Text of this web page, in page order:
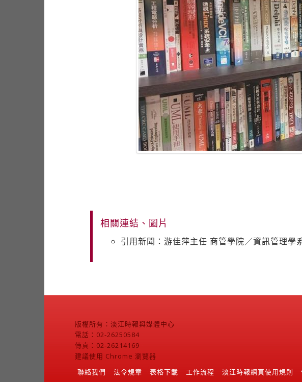
相關連結、圖片
引用新聞：游佳萍主任 商管學院／資訊管理學
版權所有：淡江時報與媒體中心
電話：02-26250584
傳真：02-26214169
建議使用 Chrome 瀏覽器
聯絡我們
法令規章 表格下載 工作流程 淡江時報網頁使用規則